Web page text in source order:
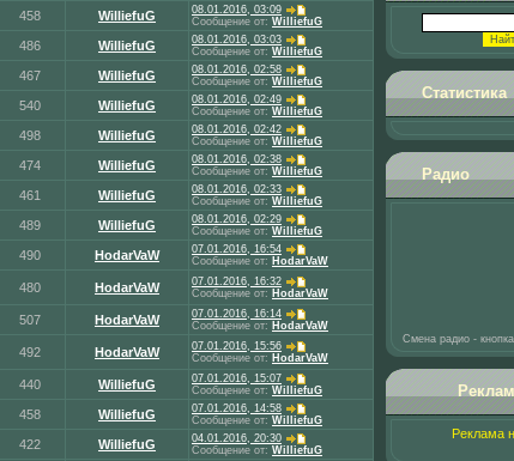
458 WilliefuG
08.01.2016, 03:09
Сообщение от: WilliefuG
486 WilliefuG
08.01.2016, 03:03
Сообщение от: WilliefuG
467 WilliefuG
08.01.2016, 02:58
Сообщение от: WilliefuG
540 WilliefuG
08.01.2016, 02:49
Сообщение от: WilliefuG
498 WilliefuG
08.01.2016, 02:42
Сообщение от: WilliefuG
474 WilliefuG
08.01.2016, 02:38
Сообщение от: WilliefuG
461 WilliefuG
08.01.2016, 02:33
Сообщение от: WilliefuG
489 WilliefuG
08.01.2016, 02:29
Сообщение от: WilliefuG
490 HodarVaW
07.01.2016, 16:54
Сообщение от: HodarVaW
480 HodarVaW
07.01.2016, 16:32
Сообщение от: HodarVaW
507 HodarVaW
07.01.2016, 16:14
Сообщение от: HodarVaW
492 HodarVaW
07.01.2016, 15:56
Сообщение от: HodarVaW
440 WilliefuG
07.01.2016, 15:07
Сообщение от: WilliefuG
458 WilliefuG
07.01.2016, 14:58
Сообщение от: WilliefuG
422 WilliefuG
04.01.2016, 20:30
Сообщение от: WilliefuG
Статистика
Радио
Смена радио -
Реклама